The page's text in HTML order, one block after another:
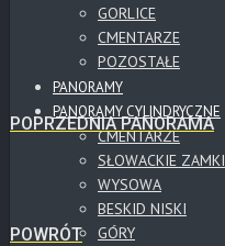
GORLICE
CMENTARZE
POZOSTAŁE
PANORAMY
PANORAMY CYLINDRYCZNE
CMENTARZE
SŁOWACKIE ZAMKI
WYSOWA
BESKID NISKI
GÓRY
POPRZEDNIA PANORAMA
POWRÓT